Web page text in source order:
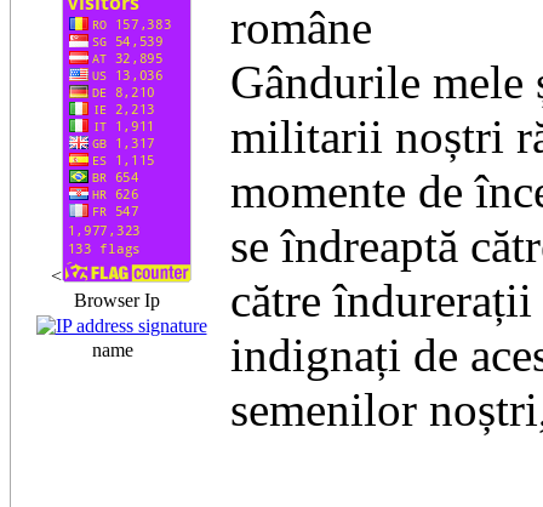
<
Browser Ip
name
române
Gândurile
militarii noștri
momente de
se îndreaptă
către
indignați de
semenilor